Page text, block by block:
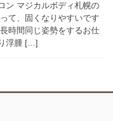
ン マジカルボディ札幌の
て、固くなりやすいです
時間同じ姿勢をするお仕
浮腫 […]